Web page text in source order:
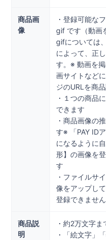
商品画
像
・登録可能な
gif です（動画
gifについては
によって、正
す。※ 動画を
画サイトなど
ジのURLを商
・１つの商品
できます
・商品画像の
す※ 「PAY ID
になるように
形】の画像を
す
・ファイルサ
像をアップし
登録できません
商品説
明
・約2万文字
・「絵文字」